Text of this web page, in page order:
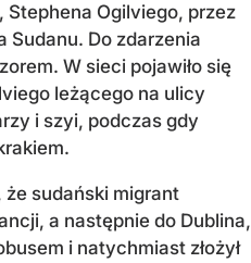
, Stephena Ogilviego, przez
Sudanu. Do zdarzenia
W sieci pojawiło się
leżącego na ulicy
i szyi, podczas gdy
sudański migrant
a następnie do Dublina,
i natychmiast złożył